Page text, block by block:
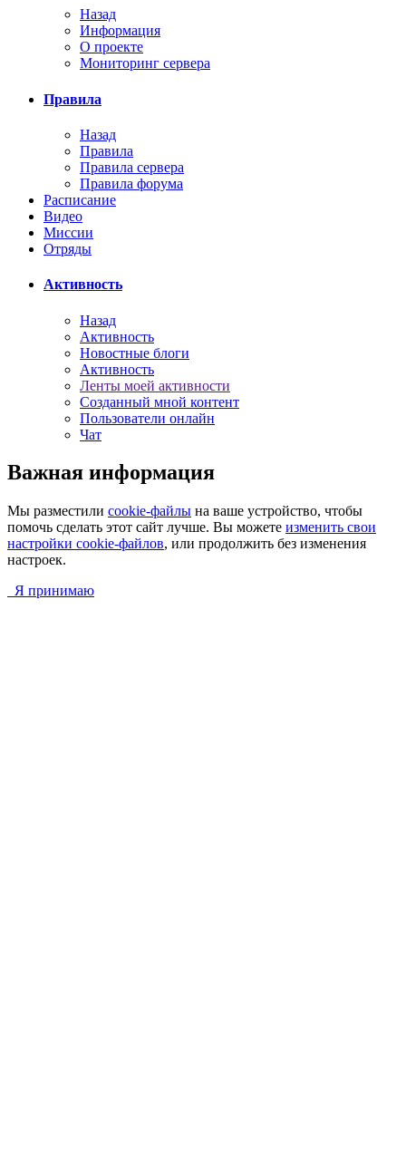
Назад
Информация
О проекте
Мониторинг сервера
Правила
Назад
Правила
Правила сервера
Правила форума
Расписание
Видео
Миссии
Отряды
Активность
Назад
Активность
Новостные блоги
Активность
Ленты моей активности
Созданный мной контент
Пользователи онлайн
Чат
Важная информация
Мы разместили cookie-файлы на ваше устройство, чтобы
помочь сделать этот сайт лучше. Вы можете изменить свои
настройки cookie-файлов, или продолжить без изменения
настроек.
Я принимаю